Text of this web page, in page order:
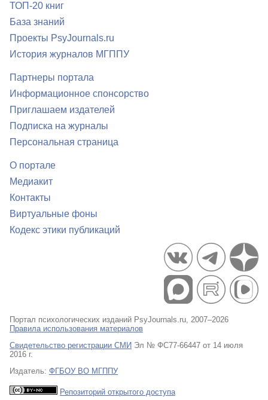
ТОП-20 книг
База знаний
Проекты PsyJournals.ru
История журналов МГППУ
Партнеры портала
Информационное спонсорство
Приглашаем издателей
Подписка на журналы
Персональная страница
О портале
Медиакит
Контакты
Виртуальные фоны
Кодекс этики публикаций
Портал психологических изданий PsyJournals.ru, 2007–2026
Правила использования материалов
Свидетельство регистрации СМИ Эл № ФС77-66447 от 14 июля
2016 г.
Издатель: ФГБОУ ВО МГППУ
Репозиторий открытого доступа